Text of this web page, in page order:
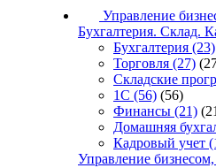
Управление
Бухгалтерия. Склад.
Бухгалтерия (23)
Торговля (27)
Складские
1С (56) (56)
Финансы (21)
Домашняя
Кадровый учет
Управление